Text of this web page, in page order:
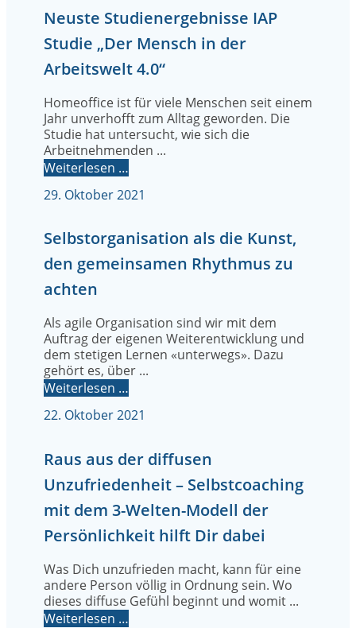
Neuste Studienergebnisse IAP
Studie „Der Mensch in der
Arbeitswelt 4.0“
Homeoffice ist für viele Menschen seit einem
Jahr unverhofft zum Alltag geworden. Die
Studie hat untersucht, wie sich die
Arbeitnehmenden ...
Weiterlesen …
29. Oktober 2021
Selbstorganisation als die Kunst,
den gemeinsamen Rhythmus zu
achten
Als agile Organisation sind wir mit dem
Auftrag der eigenen Weiterentwicklung und
dem stetigen Lernen «unterwegs». Dazu
gehört es, über ...
Weiterlesen …
22. Oktober 2021
Raus aus der diffusen
Unzufriedenheit – Selbstcoaching
mit dem 3-Welten-Modell der
Persönlichkeit hilft Dir dabei
Was Dich unzufrieden macht, kann für eine
andere Person völlig in Ordnung sein. Wo
dieses diffuse Gefühl beginnt und womit ...
Weiterlesen …